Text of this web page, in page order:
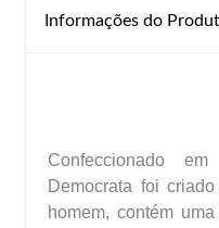
Informações do
Confeccionado
Democrata foi
homem, contém